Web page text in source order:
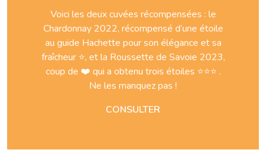
Voici les deux cuvées récompensées : le
Chardonnay 2022, récompensé d’une étoile
au guide Hachette pour son élégance et sa
fraîcheur ⭐, et la Roussette de Savoie 2023,
coup de ❤️ qui a obtenu trois étoiles ⭐⭐⭐ .
Ne les manquez pas !
CONSULTER